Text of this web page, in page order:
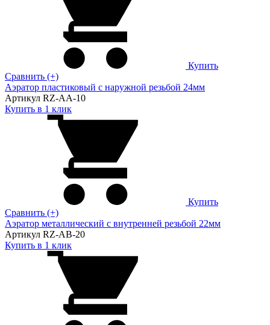
Купить
Сравнить (+)
Аэратор пластиковый с наружной резьбой 24мм
Артикул RZ-AA-10
Купить в 1 клик
Купить
Сравнить (+)
Аэратор металлический с внутренней резьбой 22мм
Артикул RZ-AB-20
Купить в 1 клик